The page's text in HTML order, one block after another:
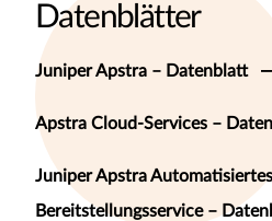
Datenblätter
Juniper Apstra – Datenblatt
Apstra Cloud-Services –
Juniper Apstra
Bereitstellungsservice –